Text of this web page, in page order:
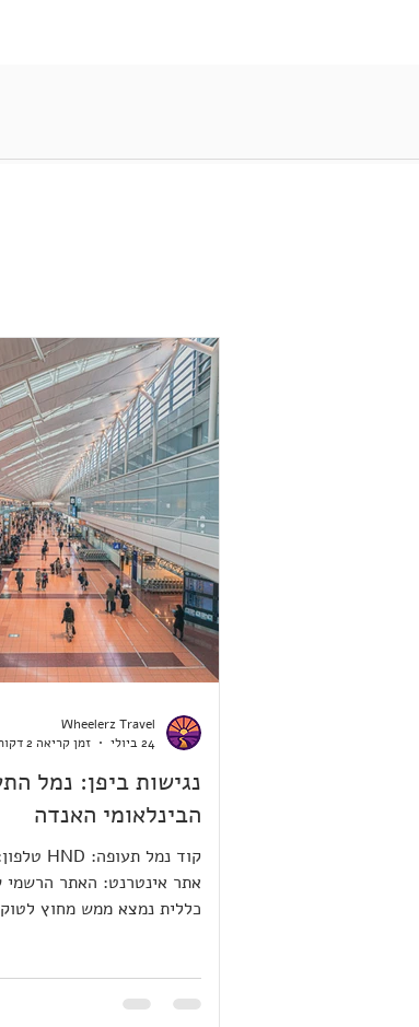
נגישות ביפן: נמל
הבינלאומי האנדה
אתר אינטרנט: האתר
כללית נמצא ממש מחוץ
נמל התעופה העמוס ביותר
Wheelerz Travel
24 ביולי
זמן קריאה 2 דקות